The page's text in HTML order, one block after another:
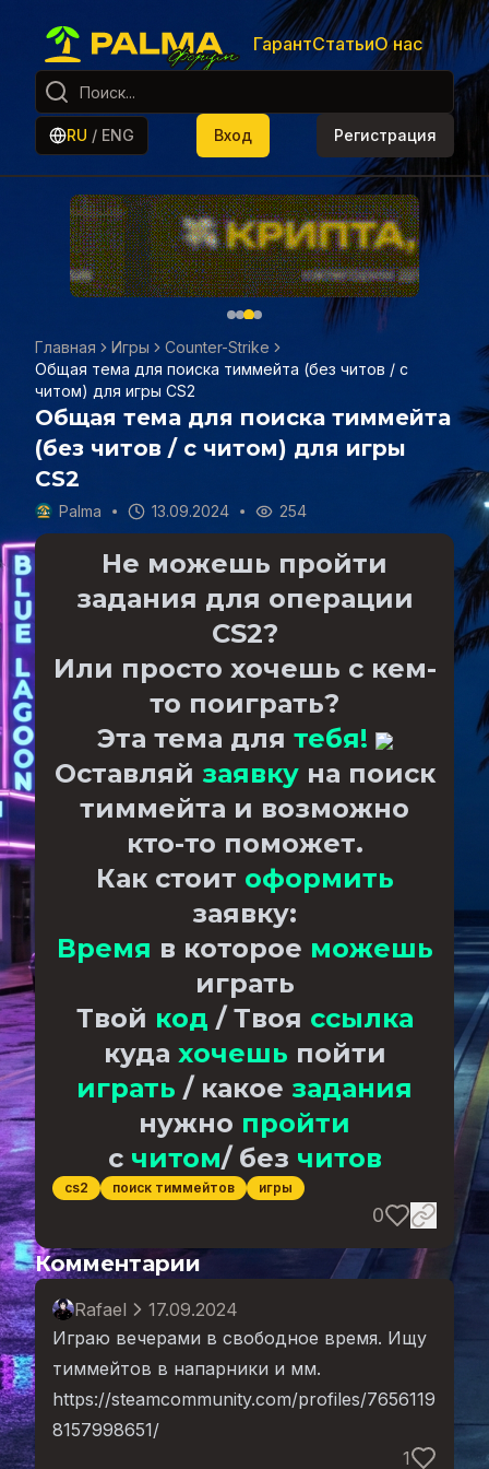
ГарантСтатьиО нас
RU / ENG Вход Регистрация
Главная Игры
Counter-Strike
Общая тема для поиска тиммейта (без читов / с
читом) для игры CS2
Общая тема для поиска тиммейта
(без читов / с читом) для игры
CS2
Palma 13.09.2024 254
Не можешь пройти
задания для операции
CS2?
Или просто хочешь с кем-
то поиграть?
Эта тема для тебя!
Оставляй заявку на поиск
тиммейта и возможно
кто-то поможет.
Как стоит оформить
заявку:
Время в которое можешь
играть
Твой код / Твоя ссылка
куда хочешь пойти
играть / какое задания
нужно пройти
с читом/ без читов
cs2 поиск тиммейтов игры
0
Комментарии
Rafael
17.09.2024
Играю вечерами в свободное время. Ищу
тиммейтов в напарники и мм.
https://steamcommunity.com/profiles/7656119
8157998651/
1